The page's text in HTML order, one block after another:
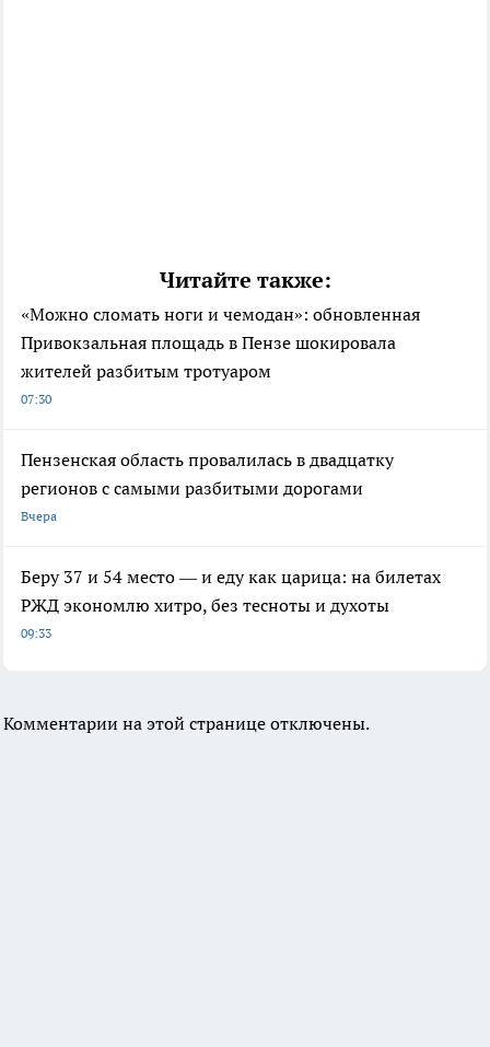
Читайте также:
«Можно сломать ноги и чемодан»: обновленная
Привокзальная площадь в Пензе шокировала
жителей разбитым тротуаром
07:30
Пензенская область провалилась в двадцатку
регионов с самыми разбитыми дорогами
Вчера
Беру 37 и 54 место — и еду как царица: на билетах
РЖД экономлю хитро, без тесноты и духоты
09:33
Комментарии на этой странице отключены.